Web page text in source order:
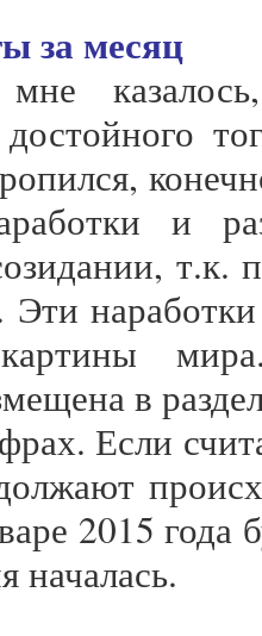
за месяц
достойного
и
т.к.
Эти
в
Если
2015 года
началась.